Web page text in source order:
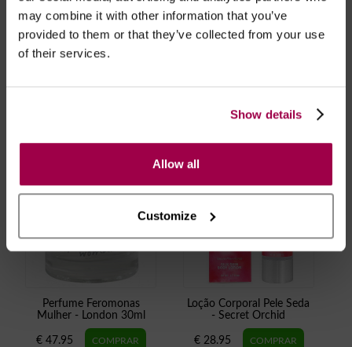
may combine it with other information that you’ve
provided to them or that they’ve collected from your use
of their services.
Show details
Allow all
Customize
Possibilidade de atraso em épocas festivas.
RECOMENDAMOS
Perfume Feromonas
Mulher - London 30ml
€ 47.95
Loção Corporal Pele Seda
- Secret Orchid
€ 28.95